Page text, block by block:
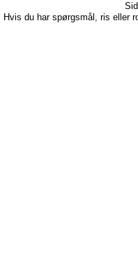
Hvis du har spørgsmål, ris eller